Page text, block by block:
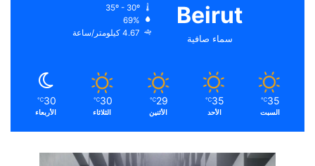
Beirut
سماء صافية
69%
4.67 كيلومتر/ساعة
35
℃
السبت
35
℃
الأحد
29
℃
الأثنين
30
℃
الثلاثاء
30
℃
الأربعاء